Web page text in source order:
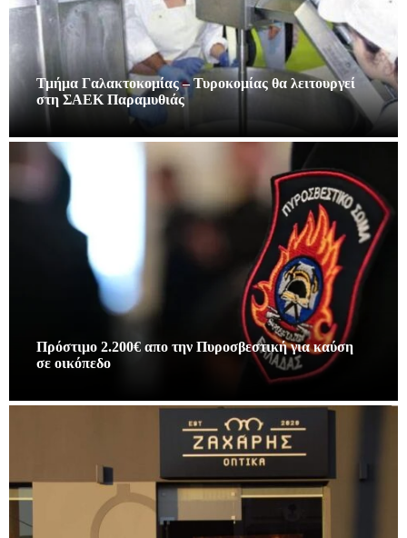
Τμήμα Γαλακτοκομίας – Τυροκομίας θα λειτουργεί
στη ΣΑΕΚ Παραμυθιάς
Πρόστιμο 2.200€ απο την Πυροσβεστική για καύση
σε οικόπεδο